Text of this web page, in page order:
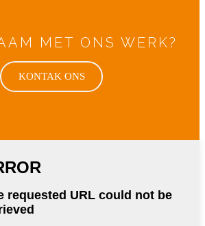
MET ONS WERK?
KONTAK ONS